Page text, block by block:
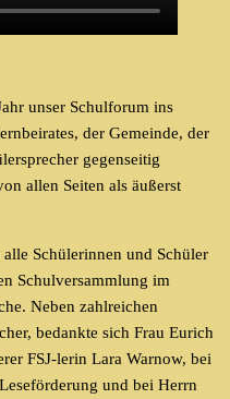
unser Schulforum ins
der Gemeinde, der
gegenseitig
allen Seiten als äußerst
Schülerinnen und Schüler
Schulversammlung im
Neben zahlreichen
bedankte sich Frau Eurich
FSJ-lerin Lara Warnow, bei
und bei Herrn